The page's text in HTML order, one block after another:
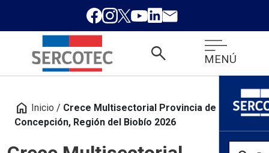
search MENÚ
home Inicio / Crece Multisectorial Provincia de
Concepción, Región del Biobío 2026